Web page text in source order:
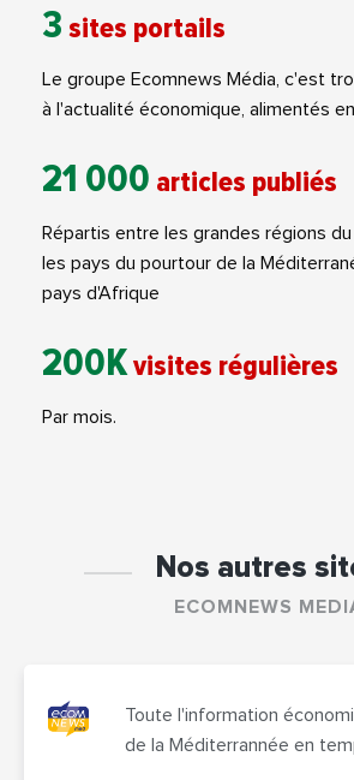
3 sites portails
Le groupe Ecomnews Média, c'est
à l'actualité économique, alimentés
21 000 articles publiés
Répartis entre les grandes régions du
les pays du pourtour de la
pays d'Afrique
200Kvisites régulières
Par mois.
Nos autres
ECOMNEWS
Toute l'information
de la Méditerrannée en